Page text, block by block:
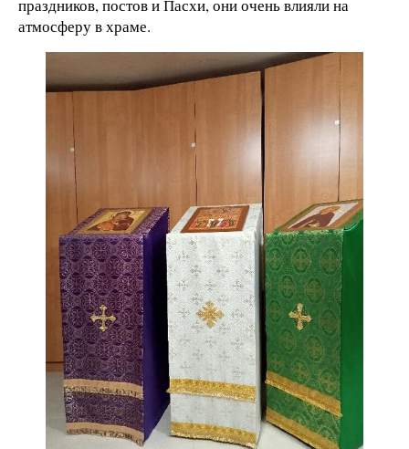
праздников, постов и Пасхи, они очень влияли на
атмосферу в храме.